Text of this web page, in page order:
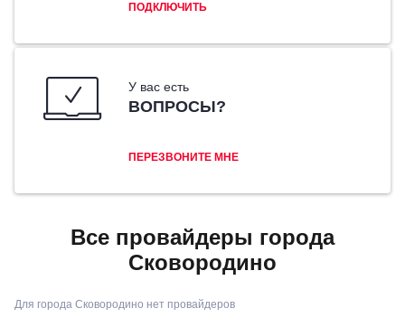
ПОДКЛЮЧИТЬ
У вас есть
ВОПРОСЫ?
ПЕРЕЗВОНИТЕ МНЕ
Все провайдеры города
Сковородино
Для города Сковородино нет провайдеров